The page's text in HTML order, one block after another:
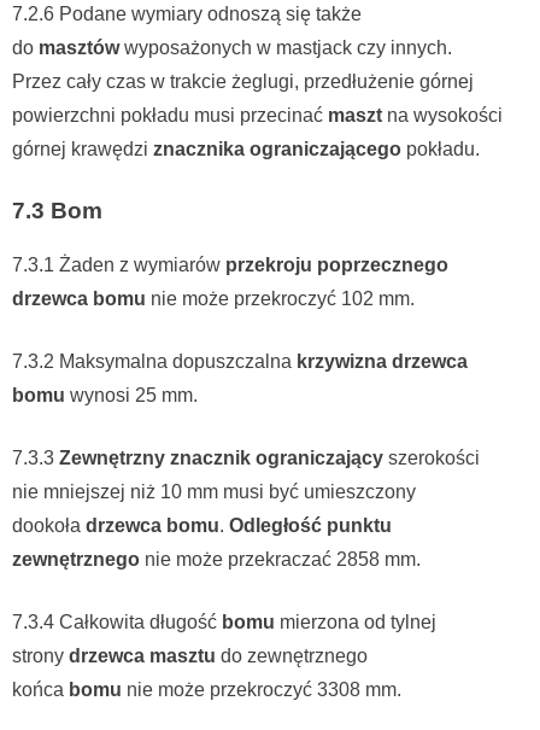
7.2.6 Podane wymiary odnoszą się także
do masztówwyposażonych w mastjack czy innych.
Przez cały czas w trakcie żeglugi, przedłużenie górnej
powierzchni pokładu musi przecinać maszt na wysokości
górnej krawędzi znacznika ograniczającego pokładu.
7.3 Bom
7.3.1 Żaden z wymiarów przekroju poprzecznego
drzewca bomu nie może przekroczyć 102 mm.
7.3.2 Maksymalna dopuszczalna krzywizna drzewca
bomu wynosi 25 mm.
7.3.3 Zewnętrzny znacznik ograniczający szerokości
nie mniejszej niż 10 mm musi być umieszczony
dookoła drzewca bomu. Odległość punktu
zewnętrznego nie może przekraczać 2858 mm.
7.3.4 Całkowita długość bomu mierzona od tylnej
strony drzewca masztu do zewnętrznego
końca bomu nie może przekroczyć 3308 mm.